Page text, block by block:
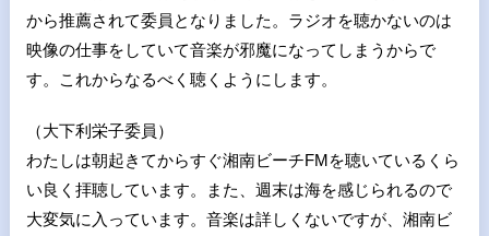
から推薦されて委員となりました。ラジオを聴かないのは
映像の仕事をしていて音楽が邪魔になってしまうからで
す。これからなるべく聴くようにします。
（大下利栄子委員）
わたしは朝起きてからすぐ湘南ビーチFMを聴いているくら
い良く拝聴しています。また、週末は海を感じられるので
大変気に入っています。音楽は詳しくないですが、湘南ビ